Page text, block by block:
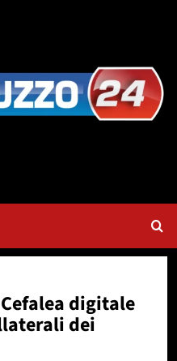
digitale
dei